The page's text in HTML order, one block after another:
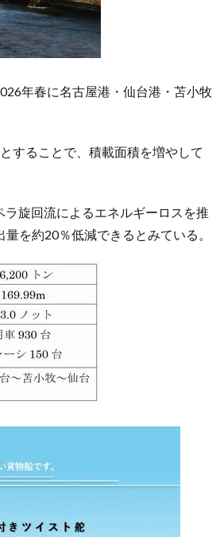
年春に名古屋港・仙台港・苫小牧
することで、積載面積を増やして
旋回流によるエネルギーロスを推
を約20％低減できるとみている。